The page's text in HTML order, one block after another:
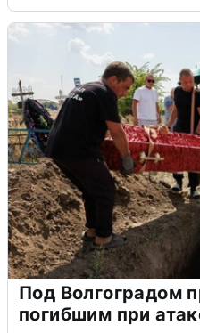
Под Волгоградом
погибшим при